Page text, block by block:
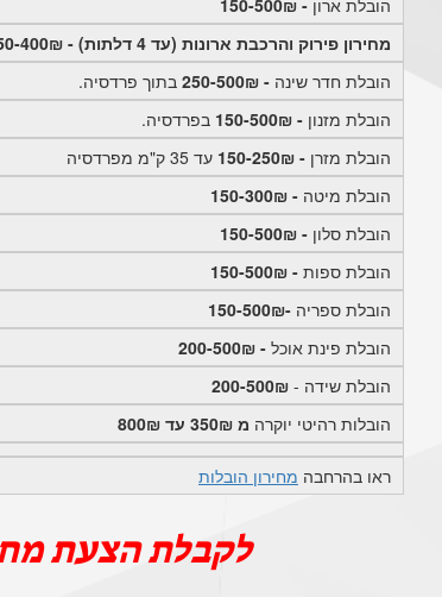
הובלת ארון - 150-500₪
מחירון פירוק והרכבת ארונות (עד 4 דלתות) - 150-400₪.
הובלת חדר שינה - 250-500₪
בתוך פרדסיה.
הובלת מזנון - 150-500₪
בפרדסיה.
הובלת מזרן - 150-250₪
עד 35 ק"מ מפרדסיה
הובלת מיטה - 150-300₪
הובלת סלון - 150-500₪
הובלת ספות - 150-500₪
הובלת ספריה -150-500₪
הובלת פינת אוכל - 200-500₪
הובלת שידה - 200-500₪
הובלות רהיטי יוקרה מ 350₪ עד 800₪
ראו בהרחבה מחירון הובלות
לקבלת הצעת